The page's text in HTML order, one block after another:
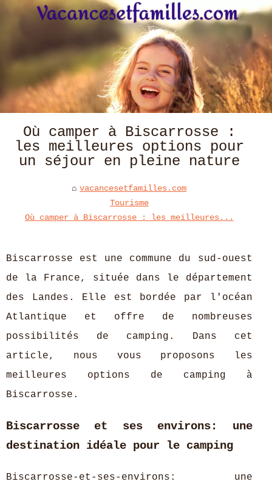
Où camper à Biscarrosse :
les meilleures options pour
un séjour en pleine nature
vacancesetfamilles.com
Tourisme
Où camper à Biscarrosse : les meilleures...
Biscarrosse est une commune du sud-ouest
de la France, située dans le département
des Landes. Elle est bordée par l'océan
Atlantique et offre de nombreuses
possibilités de camping. Dans cet
article, nous vous proposons les
meilleures options de camping à
Biscarrosse.
Biscarrosse et ses environs: une
destination idéale pour le camping
Biscarrosse-et-ses-environs: une